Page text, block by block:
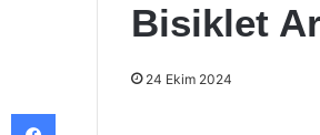
Bisiklet
24 Ekim 2024
Facebook